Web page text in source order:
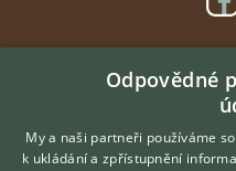
Odpovědné
My a naši partneři používáme
k ukládání a zpřístupnění